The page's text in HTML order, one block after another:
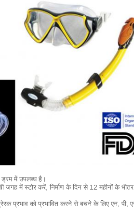
ड्रम में उपलब्ध है।
जगह में स्टोर करें, निर्माण के दिन से 12 महीनों के
प्रभाव को प्रभावित करने से बचने के लिए एन, पी,